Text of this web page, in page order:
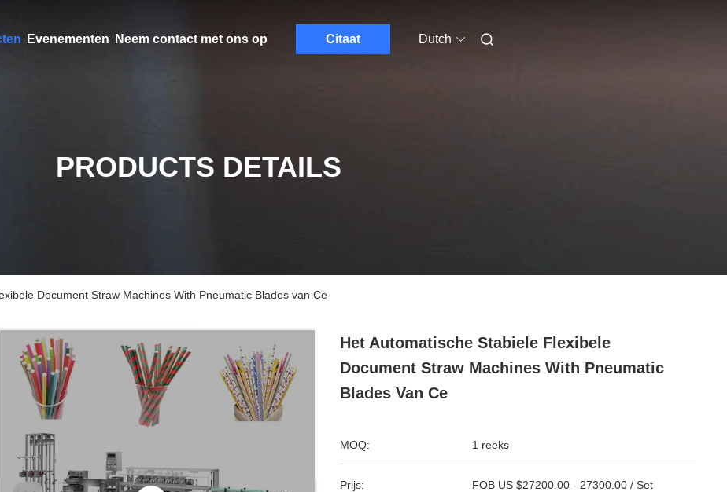
Evenementen Neem contact met ons op Citaat Dutch
PRODUCTS DETAILS
Document Straw Machines With Pneumatic Blades van Ce
Het Automatische Stabiele Flexibele
Document Straw Machines With Pneumatic
Blades Van Ce
MOQ: 1 reeks
Prijs: FOB US $27200.00 - 27300.00 / Set